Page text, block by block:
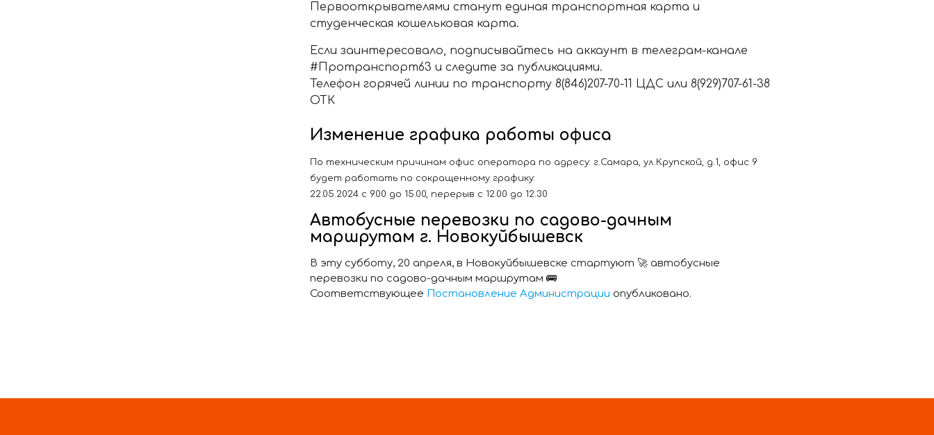
Первооткрывателями станут единая транспортная карта и
студенческая кошельковая карта.
Если заинтересовало, подписывайтесь на аккаунт в телеграм-канале
#Протранспорт63 и следите за публикациями.
Телефон горячей линии по транспорту 8(846)207-70-11 ЦДС или 8(929)707-61-38
ОТК
Изменение графика работы офиса
По техническим причинам офис оператора по адресу: г.Самара, ул.Крупской, д.1, офис 9
будет работать по сокращенному графику:
22.05.2024 с 9.00 до 15.00, перерыв с 12.00 до 12.30
Автобусные перевозки по садово-дачным
маршрутам г. Новокуйбышевск
В эту субботу, 20 апреля, в Новокуйбышевске стартуют 🚀 автобусные
перевозки по садово-дачным маршрутам 🚌
Соответствующее Постановление Администрации опубликовано.